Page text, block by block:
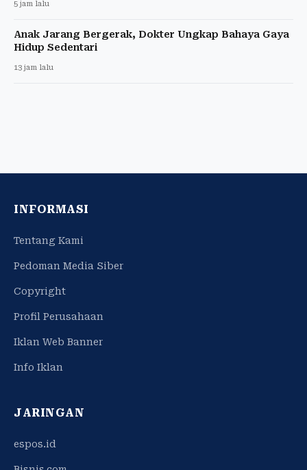
5 jam lalu
Anak Jarang Bergerak, Dokter Ungkap Bahaya Gaya
Hidup Sedentari
13 jam lalu
INFORMASI
Tentang Kami
Pedoman Media Siber
Copyright
Profil Perusahaan
Iklan Web Banner
Info Iklan
JARINGAN
espos.id